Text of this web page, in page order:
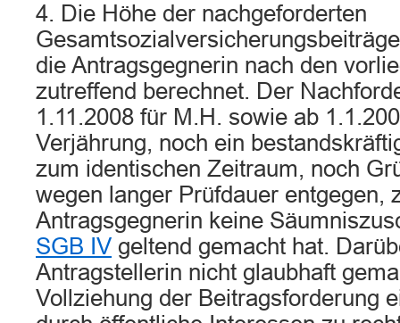
4. Die Höhe der nachgeforderten
die Antragsgegnerin nach den
zutreffend berechnet. Der
1.11.2008 für M.H. sowie ab
Verjährung, noch ein
zum identischen Zeitraum, noch
wegen langer Prüfdauer entgegen,
Antragsgegnerin keine
SGB IV geltend gemacht hat.
Antragstellerin nicht glaubhaft
Vollziehung der Beitragsforderung